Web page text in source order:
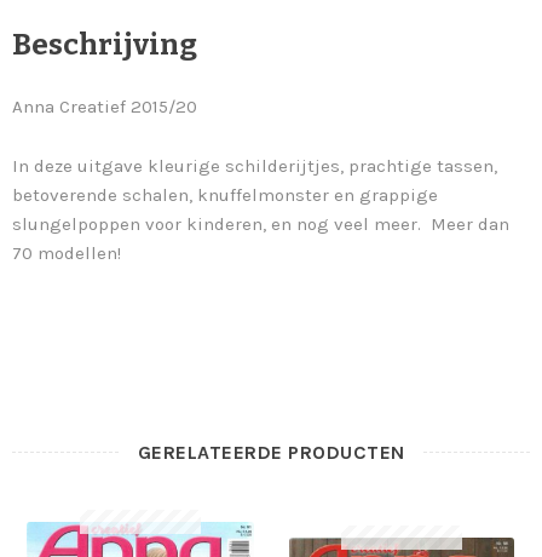
Beschrijving
Anna Creatief 2015/20
In deze uitgave kleurige schilderijtjes, prachtige tassen,
betoverende schalen, knuffelmonster en grappige
slungelpoppen voor kinderen, en nog veel meer. Meer dan
70 modellen!
GERELATEERDE PRODUCTEN